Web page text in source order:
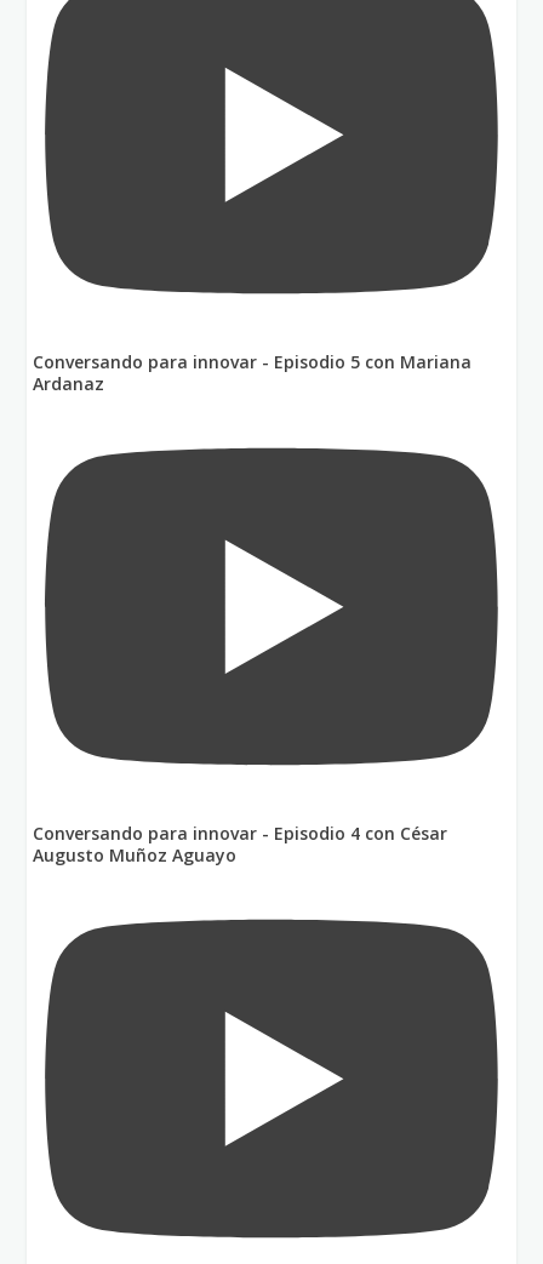
Conversando para innovar - Episodio 5 con Mariana
Ardanaz
Conversando para innovar - Episodio 4 con César
Augusto Muñoz Aguayo